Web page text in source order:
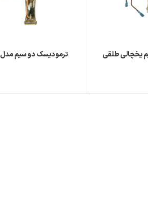
یخچالی طلقی ترمودیسک دو سیم مدل ST-3